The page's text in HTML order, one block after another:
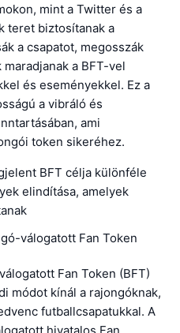
mint a Twitter és a
teret biztosítanak a
a csapatot, megosszák
a BFT-vel
és eseményekkel. Ez a
a vibráló és
ami
token sikeréhez.
BFT célja különféle
elindítása, amelyek
válogatott Fan Token
Fan Token (BFT)
módot kínál a rajongóknak,
futballcsapatukkal. A